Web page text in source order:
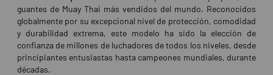
guantes de Muay Thai más vendidos del mundo. Reconocidos
globalmente por su excepcional nivel de protección, comodidad
y durabilidad extrema, este modelo ha sido la elección de
confianza de millones de luchadores de todos los niveles, desde
principiantes entusiastas hasta campeones mundiales, durante
décadas.